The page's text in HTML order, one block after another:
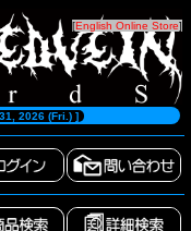
[English Online Store]
2026 (Fri.) ]